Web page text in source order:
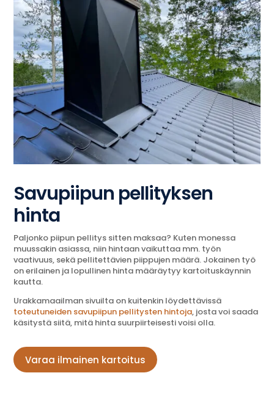
Savupiipun pellityksen
hinta
Paljonko piipun pellitys sitten maksaa? Kuten monessa
muussakin asiassa, niin hintaan vaikuttaa mm. työn
vaativuus, sekä pellitettävien piippujen määrä. Jokainen työ
on erilainen ja lopullinen hinta määräytyy kartoituskäynnin
kautta.
Urakkamaailman sivuilta on kuitenkin löydettävissä
toteutuneiden savupiipun pellitysten hintoja, josta voi saada
käsitystä siitä, mitä hinta suurpiirteisesti voisi olla.
Varaa ilmainen kartoitus